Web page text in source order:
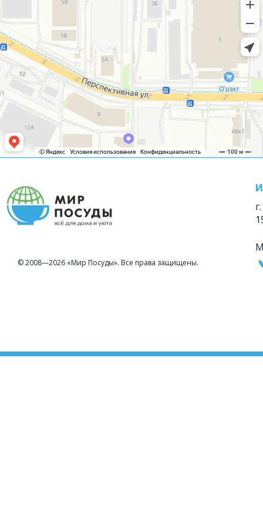
© 2008—2026 «Мир Посуды». Все права защищены.